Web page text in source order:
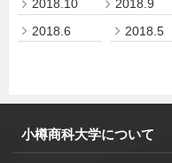
2018.10
2018.9
2018.6
2018.5
小樽商科大学について